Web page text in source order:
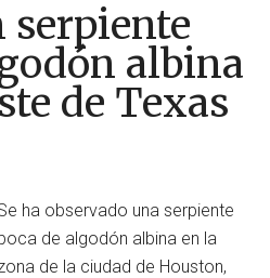
serpiente
albina
de Texas
ha observado una serpiente
de algodón albina en la
de la ciudad de Houston,